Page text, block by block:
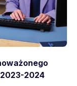
2024